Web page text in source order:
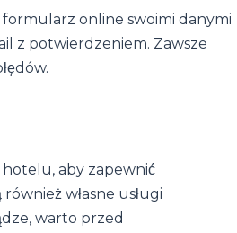
formularz online swoimi danymi
z potwierdzeniem. Zawsze
aby zapewnić
własne usługi
warto przed